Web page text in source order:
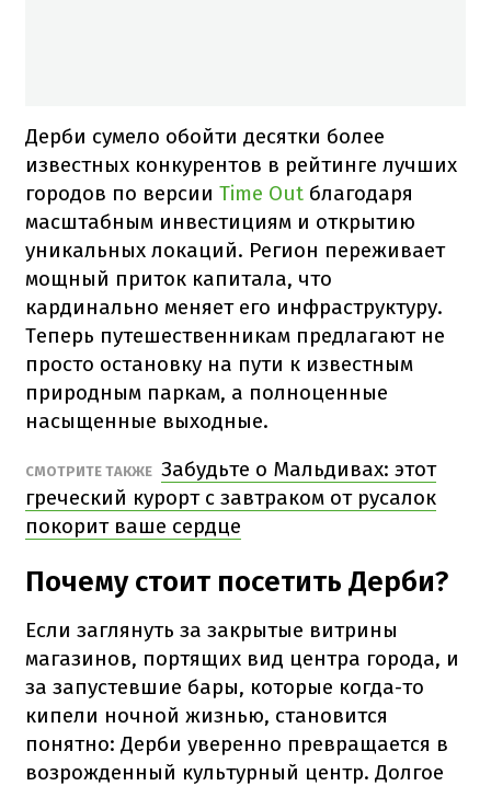
Дерби сумело обойти десятки более
известных конкурентов в рейтинге лучших
городов по версии Time Out благодаря
масштабным инвестициям и открытию
уникальных локаций. Регион переживает
мощный приток капитала, что
кардинально меняет его инфраструктуру.
Теперь путешественникам предлагают не
просто остановку на пути к известным
природным паркам, а полноценные
насыщенные выходные.
СМОТРИТЕ ТАКЖЕ Забудьте о Мальдивах: этот
греческий курорт с завтраком от русалок
покорит ваше сердце
Почему стоит посетить Дерби?
Если заглянуть за закрытые витрины
магазинов, портящих вид центра города, и
за запустевшие бары, которые когда-то
кипели ночной жизнью, становится
понятно: Дерби уверенно превращается в
возрожденный культурный центр. Долгое